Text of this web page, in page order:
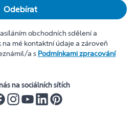
Odebírat
obchodních sdělení a
mé kontaktní údaje a zároveň
a s Podmínkami zpracování
na sociálních sítích